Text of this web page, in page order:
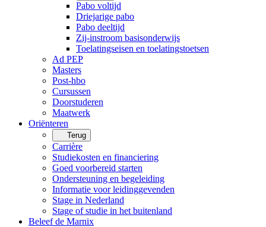
Pabo voltijd
Driejarige pabo
Pabo deeltijd
Zij-instroom basisonderwijs
Toelatingseisen en toelatingstoetsen
Ad PEP
Masters
Post-hbo
Cursussen
Doorstuderen
Maatwerk
Oriënteren
Terug
Carrière
Studiekosten en financiering
Goed voorbereid starten
Ondersteuning en begeleiding
Informatie voor leidinggevenden
Stage in Nederland
Stage of studie in het buitenland
Beleef de Marnix